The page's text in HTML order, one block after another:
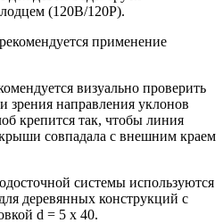
(120В/120Р).
применение
визуально проверить
зрения направления уклонов
крепится так, чтобы линия
совпадала с внешним краем
системы используются
деревянных конструкций с
d = 5 x 40.